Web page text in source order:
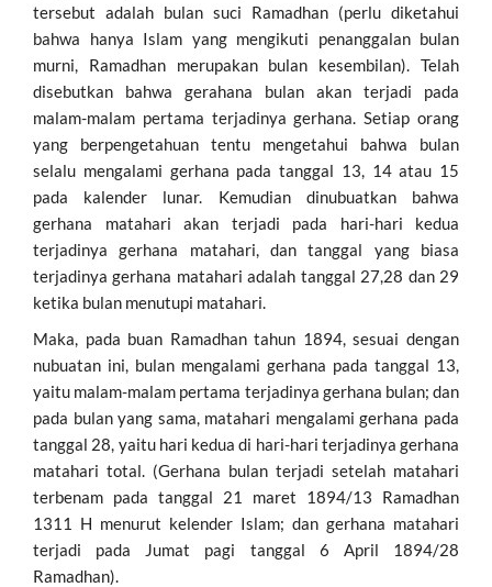
tersebut adalah bulan suci Ramadhan (perlu diketahui
bahwa hanya Islam yang mengikuti penanggalan bulan
murni, Ramadhan merupakan bulan kesembilan). Telah
disebutkan bahwa gerahana bulan akan terjadi pada
malam-malam pertama terjadinya gerhana. Setiap orang
yang berpengetahuan tentu mengetahui bahwa bulan
selalu mengalami gerhana pada tanggal 13, 14 atau 15
pada kalender lunar. Kemudian dinubuatkan bahwa
gerhana matahari akan terjadi pada hari-hari kedua
terjadinya gerhana matahari, dan tanggal yang biasa
terjadinya gerhana matahari adalah tanggal 27,28 dan 29
ketika bulan menutupi matahari.
Maka, pada buan Ramadhan tahun 1894, sesuai dengan
nubuatan ini, bulan mengalami gerhana pada tanggal 13,
yaitu malam-malam pertama terjadinya gerhana bulan; dan
pada bulan yang sama, matahari mengalami gerhana pada
tanggal 28, yaitu hari kedua di hari-hari terjadinya gerhana
matahari total. (Gerhana bulan terjadi setelah matahari
terbenam pada tanggal 21 maret 1894/13 Ramadhan
1311 H menurut kelender Islam; dan gerhana matahari
terjadi pada Jumat pagi tanggal 6 April 1894/28
Ramadhan).